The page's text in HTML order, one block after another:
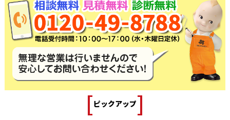
[ピックアップ]